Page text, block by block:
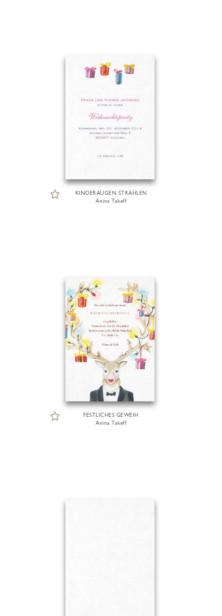
KINDERAUGEN STRAHLEN
Anina Takeff
FESTLICHES GEWEIH
Anina Takeff